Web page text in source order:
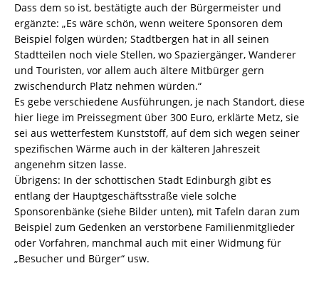
Dass dem so ist, bestätigte auch der Bürgermeister und
ergänzte: „Es wäre schön, wenn weitere Sponsoren dem
Beispiel folgen würden; Stadtbergen hat in all seinen
Stadtteilen noch viele Stellen, wo Spaziergänger, Wanderer
und Touristen, vor allem auch ältere Mitbürger gern
zwischendurch Platz nehmen würden.“
Es gebe verschiedene Ausführungen, je nach Standort, diese
hier liege im Preissegment über 300 Euro, erklärte Metz, sie
sei aus wetterfestem Kunststoff, auf dem sich wegen seiner
spezifischen Wärme auch in der kälteren Jahreszeit
angenehm sitzen lasse.
Übrigens: In der schottischen Stadt Edinburgh gibt es
entlang der Hauptgeschäftsstraße viele solche
Sponsorenbänke (siehe Bilder unten), mit Tafeln daran zum
Beispiel zum Gedenken an verstorbene Familienmitglieder
oder Vorfahren, manchmal auch mit einer Widmung für
„Besucher und Bürger“ usw.